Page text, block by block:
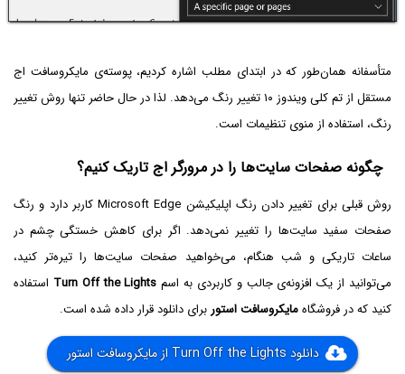
متأسفانه همان‌طور که در ابتدای مطلب اشاره کردیم، پوسته‌ی مایکروسافت اج
مستقل از تم کلی ویندوز ۱۰ تغییر رنگ می‌دهد. لذا در حال حاضر تنها روش تغییر
رنگ، استفاده از منوی تنظیمات است.
چگونه صفحات سایت‌ها را در مرورگر اج تاریک کنیم؟
روش قبلی برای تغییر دادن رنگ اپلیکیشن Microsoft Edge کاربر دارد و رنگ
صفحات سفید سایت‌ها را تغییر نمی‌دهد. اگر برای کاهش خستگی چشم در
ساعات تاریکی و شب هنگام، می‌خواهید صفحات سایت‌ها را تیره‌تر کنید،
می‌توانید از یک افزونه‌ی جالب و کاربردی به اسم Turn Off the Lights استفاده
کنید که در فروشگاهمایکروسافت استور برای دانلود قرار داده شده است.
دانلود Turn Off the Lights از مایکروسافت استور